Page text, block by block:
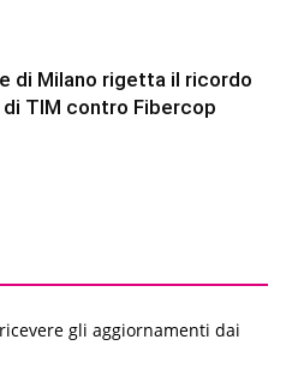
di Milano rigetta il ricordo
TIM contro Fibercop
gli aggiornamenti dai